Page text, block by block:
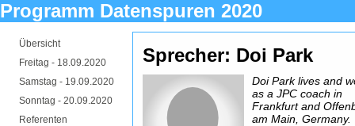
Programm Datenspuren 2020
Übersicht
Freitag - 18.09.2020
Samstag - 19.09.2020
Sonntag - 20.09.2020
Referenten
Sprecher: Doi Park
Doi Park lives and
as a JPC coach in
Frankfurt and
am Main, Germany.